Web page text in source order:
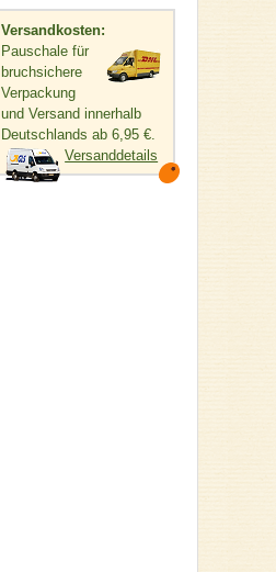
Versandkosten:
Pauschale für
bruchsichere
Verpackung
und Versand innerhalb
Deutschlands ab 6,95 €.
Versanddetails